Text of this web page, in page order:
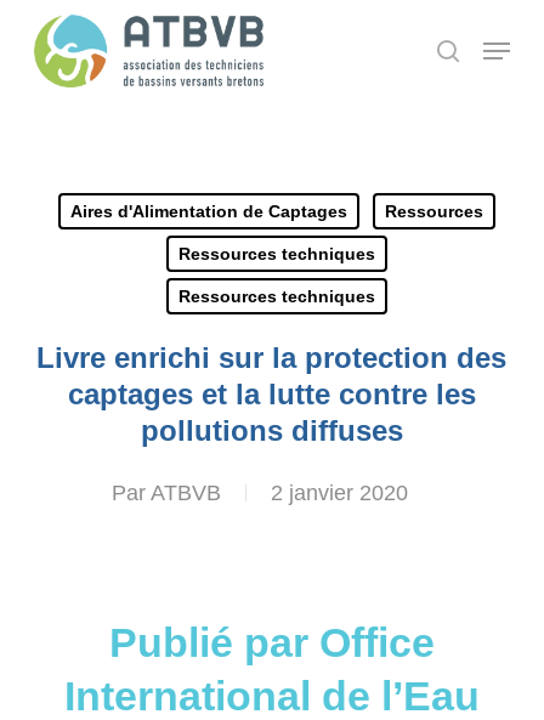
search
Menu
Aires d'Alimentation de Captages Ressources
Ressources techniques
Ressources techniques
Livre enrichi sur la protection des
captages et la lutte contre les
pollutions diffuses
Par ATBVB 2 janvier 2020
Publié par Office
International de l’Eau
Panneau de gestion des cookies